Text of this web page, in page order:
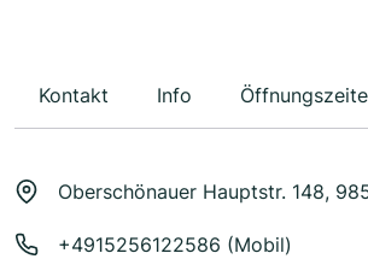
Kontakt Info
Oberschönauer Hauptstr. 148,
+4915256122586 (Mobil)